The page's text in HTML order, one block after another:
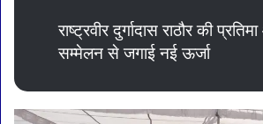
राष्ट्रवीर दुर्गादास राठौर की
सम्मेलन से जगाई नई ऊर्जा